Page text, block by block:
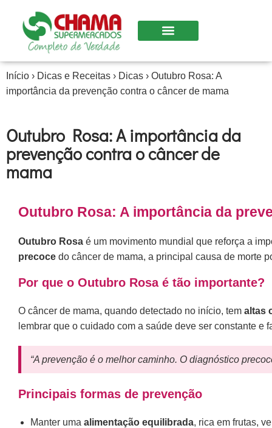
Início › Dicas e Receitas › Dicas › Outubro Rosa: A
importância da prevenção contra o câncer de mama
Outubro Rosa: A importância da
prevenção contra o câncer de
mama
Outubro Rosa: A importância da
Outubro Rosa é um movimento mundial que reforça a
precoce do câncer de mama, a principal causa de morte
Por que o Outubro Rosa é tão importante?
O câncer de mama, quando detectado no início, tem altas
lembrar que o cuidado com a saúde deve ser constante e
“A prevenção é o melhor caminho. O diagnóstico
Principais formas de prevenção
Manter uma alimentação equilibrada, rica em frutas,